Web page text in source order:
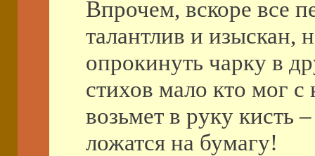
Впрочем, вскоре все
талантлив и изыскан,
опрокинуть чарку в
стихов мало кто мог с
возьмет в руку кисть
ложатся на бумагу!